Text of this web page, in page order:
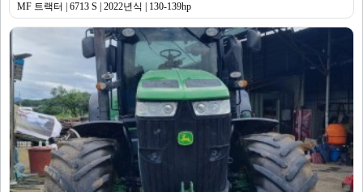
MF 트랙터 | 6713 S | 2022년식 | 130-139hp